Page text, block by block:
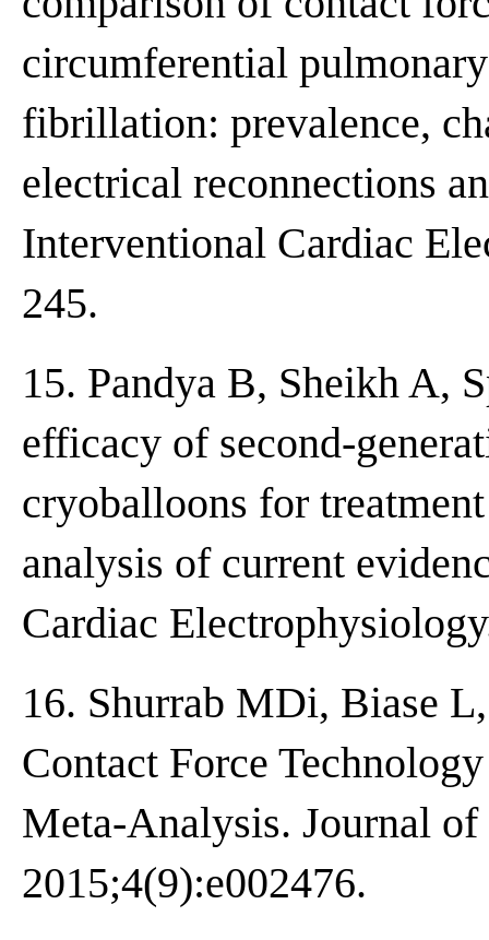
circumferential
fibrillation: prevalence,
electrical reconnections
Interventional Cardiac
245.
15. Pandya B, Sheikh A,
efficacy of second-
cryoballoons for
analysis of current
Cardiac
16. Shurrab MDi, Biase
Contact Force
Meta‐Analysis. Journal
2015;4(9):e002476.